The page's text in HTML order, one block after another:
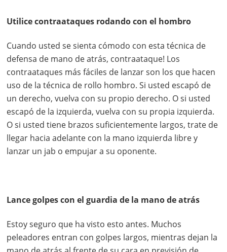
Utilice contraataques rodando con el hombro
Cuando usted se sienta cómodo con esta técnica de
defensa de mano de atrás, contraataque! Los
contraataques más fáciles de lanzar son los que hacen
uso de la técnica de rollo hombro. Si usted escapó de
un derecho, vuelva con su propio derecho. O si usted
escapó de la izquierda, vuelva con su propia izquierda.
O si usted tiene brazos suficientemente largos, trate de
llegar hacia adelante con la mano izquierda libre y
lanzar un jab o empujar a su oponente.
Lance golpes con el guardia de la mano de atrás
Estoy seguro que ha visto esto antes. Muchos
peleadores entran con golpes largos, mientras dejan la